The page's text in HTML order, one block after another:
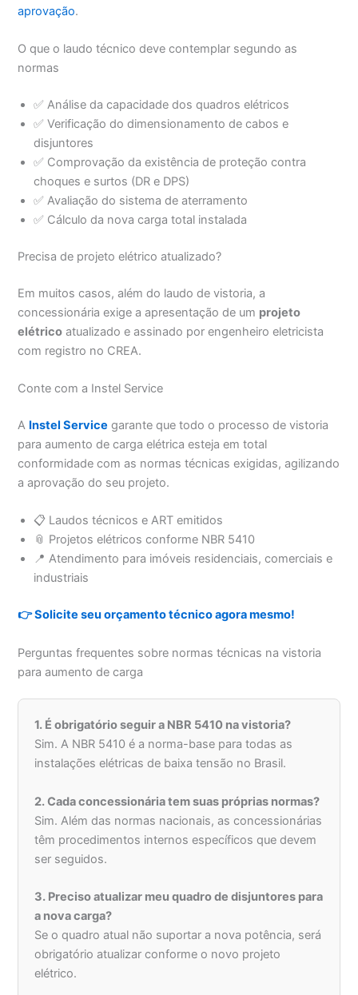
aprovação.
O que o laudo técnico deve contemplar segundo as
normas
✅ Análise da capacidade dos quadros elétricos
✅ Verificação do dimensionamento de cabos e
disjuntores
✅ Comprovação da existência de proteção contra
choques e surtos (DR e DPS)
✅ Avaliação do sistema de aterramento
✅ Cálculo da nova carga total instalada
Precisa de projeto elétrico atualizado?
Em muitos casos, além do laudo de vistoria, a
concessionária exige a apresentação de um projeto
elétrico atualizado e assinado por engenheiro eletricista
com registro no CREA.
Conte com a Instel Service
A Instel Service garante que todo o processo de vistoria
para aumento de carga elétrica esteja em total
conformidade com as normas técnicas exigidas, agilizando
a aprovação do seu projeto.
📋 Laudos técnicos e ART emitidos
📎 Projetos elétricos conforme NBR 5410
📍 Atendimento para imóveis residenciais, comerciais e
industriais
👉 Solicite seu orçamento técnico agora mesmo!
Perguntas frequentes sobre normas técnicas na vistoria
para aumento de carga
1. É obrigatório seguir a NBR 5410 na vistoria?
Sim. A NBR 5410 é a norma-base para todas as
instalações elétricas de baixa tensão no Brasil.
2. Cada concessionária tem suas próprias normas?
Sim. Além das normas nacionais, as concessionárias
têm procedimentos internos específicos que devem
ser seguidos.
3. Preciso atualizar meu quadro de disjuntores para
a nova carga?
Se o quadro atual não suportar a nova potência, será
obrigatório atualizar conforme o novo projeto
elétrico.